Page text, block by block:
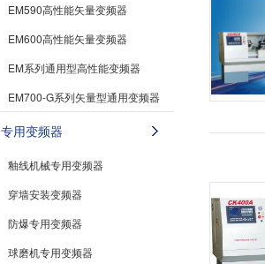
EM590高性能矢量变频器
EM600高性能矢量变频器
EM系列通用型高性能变频器
EM700-G系列矢量型通用变频器
专用变频器
釉线机械专用变频器
穿墙安装变频器
防爆专用变频器
球磨机专用变频器